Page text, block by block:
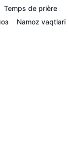
Temps de prière
Namoz vaqtlari